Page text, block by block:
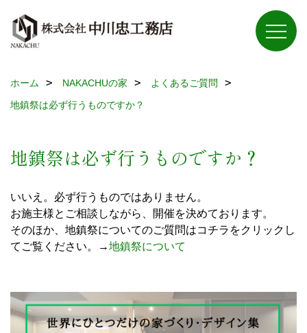
ホーム NAKACHUの家
よくあるご質問
地鎮祭は必ず行うものですか？
地鎮祭は必ず行うものですか？
いいえ。必ず行うものではありません。
お施主様とご相談しながら、開催を決めております。
そのほか、地鎮祭についてのご質問はコチラをクリックし
てご覧ください。→地鎮祭について